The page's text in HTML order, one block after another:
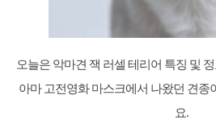
오늘은 악마견 잭 러셀 테리어 특징 및
아마 고전영화 마스크에서 나왔던 견종
요.